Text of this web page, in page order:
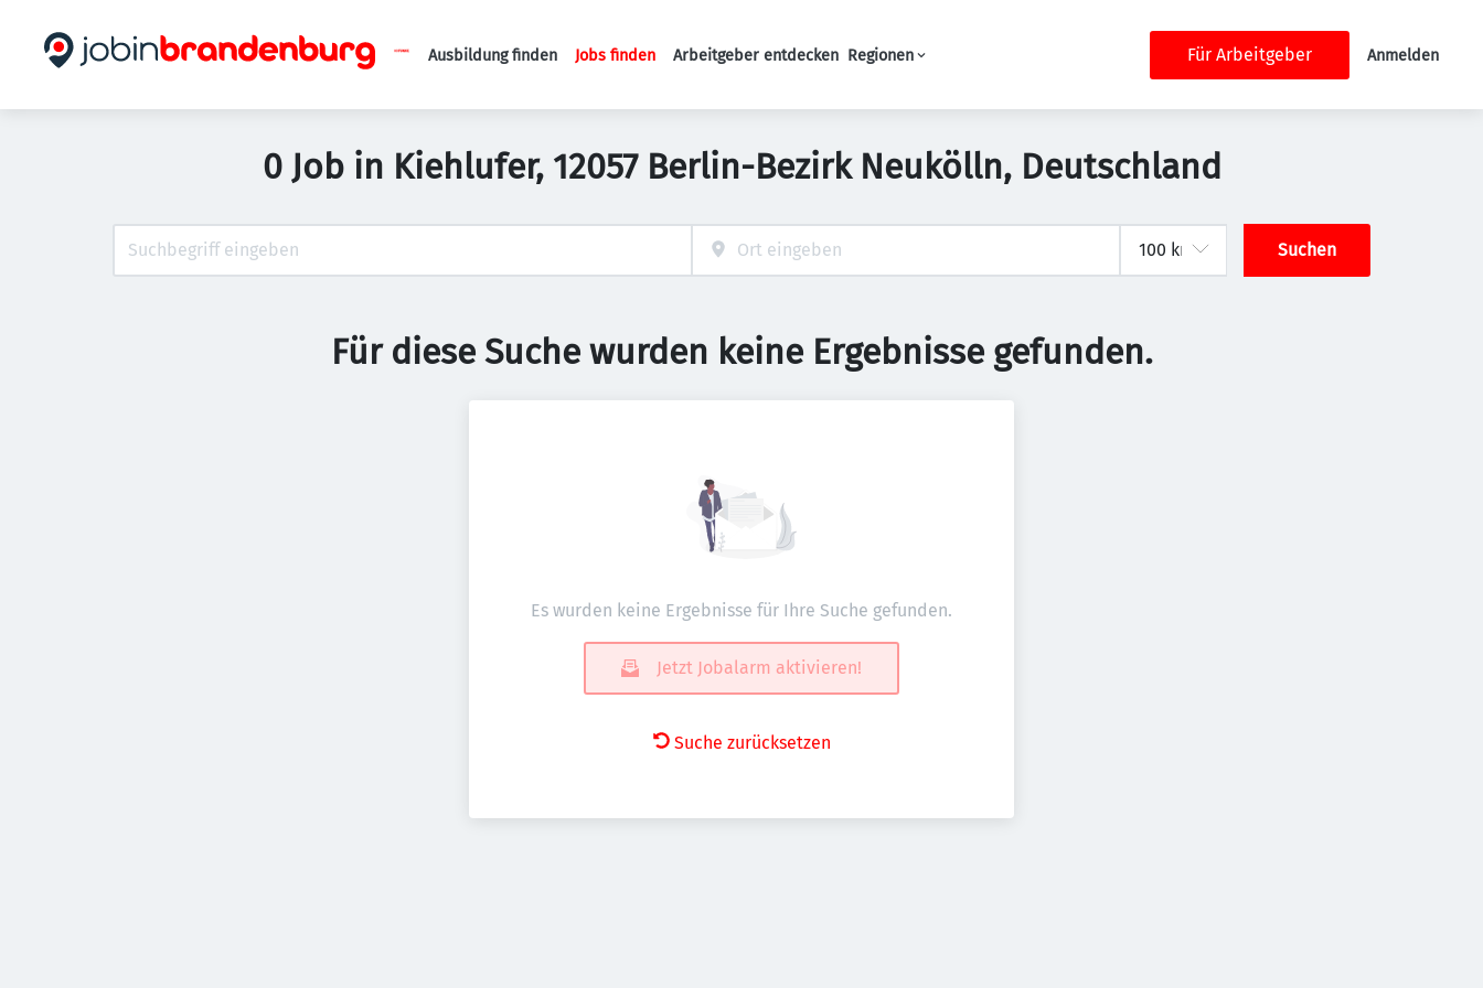
Haupt-Navigation
Ausbildung finden Jobs finden Arbeitgeber entdecken Regionen Für Arbeitgeber Anmelden
0 Job in Kiehlufer, 12057 Berlin-Bezirk Neukölln, Deutschland
Suchen
Für diese Suche wurden keine Ergebnisse gefunden.
Es wurden keine Ergebnisse für Ihre Suche gefunden.
Jetzt Jobalarm aktivieren!
Suche zurücksetzen